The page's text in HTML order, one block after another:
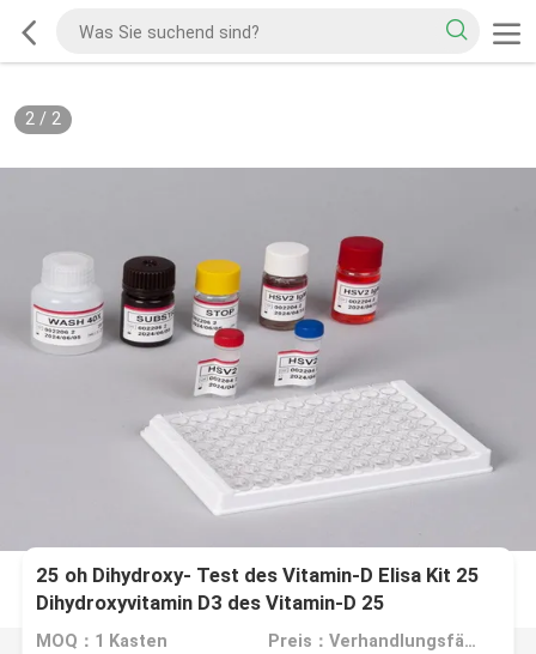
2/ 2
25 oh Dihydroxy- Test des Vitamin-D Elisa Kit 25
Dihydroxyvitamin D3 des Vitamin-D 25
MOQ：1 Kasten Preis：Verhandlungsfähig